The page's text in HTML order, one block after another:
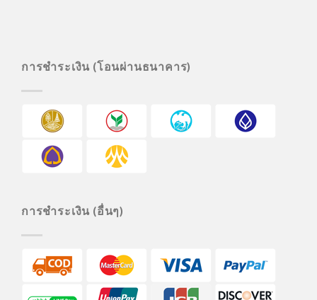
การชำระเงิน (โอนผ่านธนาคาร)
การชำระเงิน (อื่นๆ)